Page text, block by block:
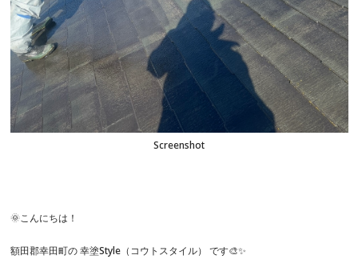
Screenshot
🌞こんにちは！
額田郡幸田町の 幸塗Style（コウトスタイル） です🎨✨